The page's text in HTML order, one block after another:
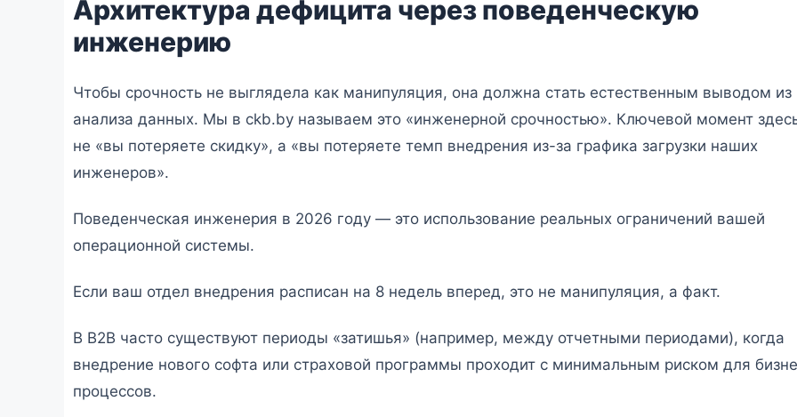
Архитектура дефицита через поведенческую
инженерию
Чтобы срочность не выглядела как манипуляция, она должна стать естественным выводом из
анализа данных. Мы в ckb.by называем это «инженерной срочностью». Ключевой момент
не «вы потеряете скидку», а «вы потеряете темп внедрения из-за графика загрузки наших
инженеров».
Поведенческая инженерия в 2026 году — это использование реальных ограничений вашей
операционной системы.
Если ваш отдел внедрения расписан на 8 недель вперед, это не манипуляция, а факт.
В B2B часто существуют периоды «затишья» (например, между отчетными периодами), когда
внедрение нового софта или страховой программы проходит с минимальным риском для
процессов.